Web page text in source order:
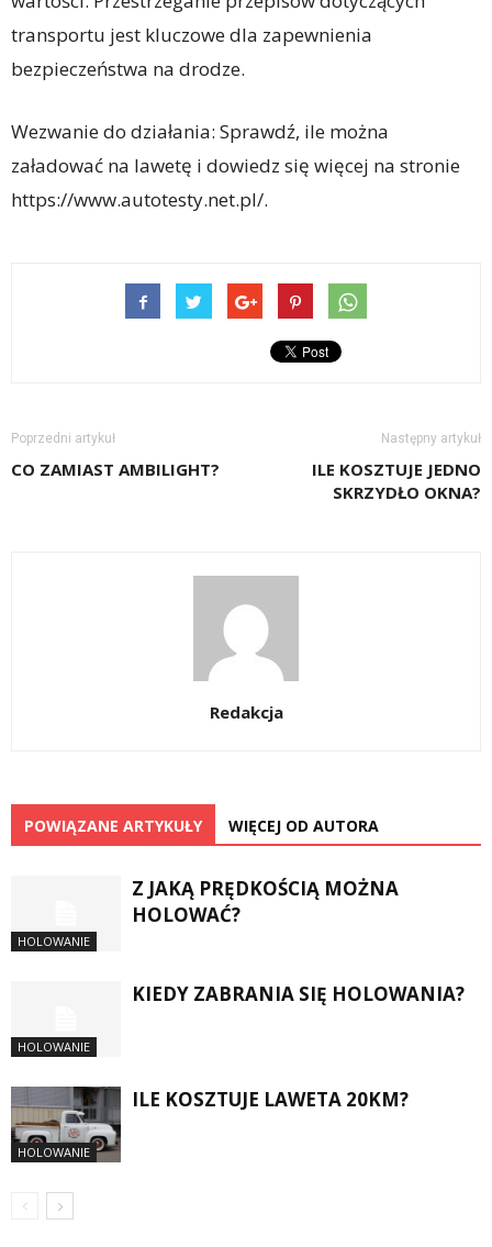
transportu jest kluczowe dla zapewnienia
bezpieczeństwa na drodze.
Wezwanie do działania: Sprawdź, ile można
załadować na lawetę i dowiedz się więcej na stronie
https://www.autotesty.net.pl/.
Poprzedni artykuł
CO ZAMIAST AMBILIGHT?
Następny artykuł
ILE KOSZTUJE JEDNO
SKRZYDŁO OKNA?
Redakcja
POWIĄZANE ARTYKUŁY WIĘCEJ OD AUTORA
HOLOWANIE
Z JAKĄ PRĘDKOŚCIĄ MOŻNA
HOLOWAĆ?
HOLOWANIE
KIEDY ZABRANIA SIĘ HOLOWANIA?
HOLOWANIE
ILE KOSZTUJE LAWETA 20KM?